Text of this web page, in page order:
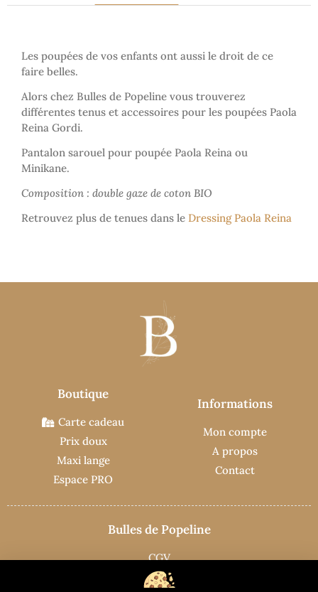
Les poupées de vos enfants ont aussi le droit de ce
faire belles.
Alors chez Bulles de Popeline vous trouverez
différentes tenus et accessoires pour les poupées Paola
Reina Gordi.
Pantalon sarouel pour poupée Paola Reina ou
Minikane.
Composition : double gaze de coton BIO
Retrouvez plus de tenues dans le Dressing Paola Reina
Boutique
Carte cadeau
Prix doux
Maxi lange
Espace PRO
Informations
Mon compte
A propos
Contact
Bulles de Popeline
CGV
Mentions légales